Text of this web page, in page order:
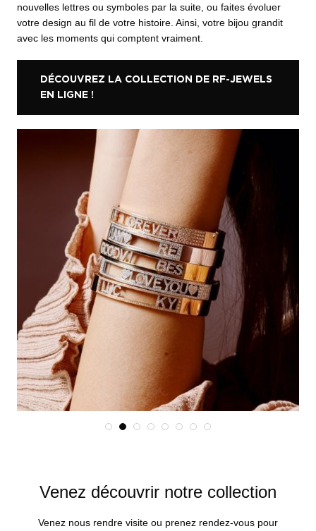
nouvelles lettres ou symboles par la suite, ou faites évoluer
votre design au fil de votre histoire. Ainsi, votre bijou grandit
avec les moments qui comptent vraiment.
DÉCOUVREZ LA COLLECTION DE RF-JEWELS
EN LIGNE !
Venez découvrir notre collection
Venez nous rendre visite ou prenez rendez-vous pour